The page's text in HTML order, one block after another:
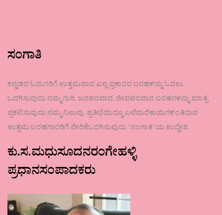
ಸಂಗಾತಿ
ಕನ್ನಡದ ಓದುಗರಿಗೆ ಉತ್ತಮವಾದ ಎಲ್ಲ ಪ್ರಕಾರದ ಬರಹಳನ್ನು ಓದಲು
ಒದಗಿಸುವುದು ನಮ್ಮ ಗುರಿ. ಜನಪರವಾದ, ಜೀವಪರವಾದ ಬರಹಗಳನ್ನು ಮಾತ್ರ
ಪ್ರಕಟಿಸುವುದು ನಮ್ಮ ನಿಲುವು. ಪ್ರತಿಭೆಯಿದ್ದೂ ಎಲೆಮರೆಕಾಯಿಗಳಂತಿರುವ
ಉತ್ತಮ ಬರಹಗಾರರಿಗೆ ವೇದಿಕೆಒದಗಿಸುವುದು ʼಸಂಗಾತಿʼಯ ಉದ್ದೇಶ.
ಕು.ಸ.ಮಧುಸೂದನರಂಗೇಹಳ್ಳಿ
ಪ್ರಧಾನಸಂಪಾದಕರು